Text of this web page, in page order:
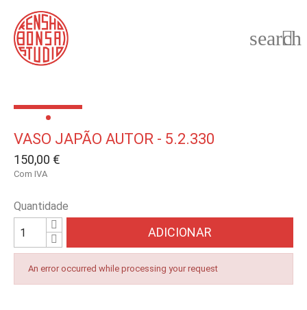

search
VASO JAPÃO AUTOR - 5.2.330
150,00 €
Com IVA
Quantidade
ADICIONAR
An error occurred while processing your request